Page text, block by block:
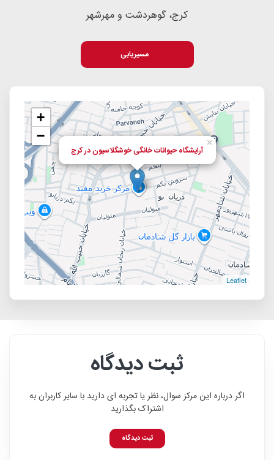
کرج، گوهردشت و مهرشهر
مسیریابی
آرایشگاه حیوانات خانگی خوشگلاسیون در کرج
×
+
−
Leaflet
ثبت دیدگاه
اگر درباره این مرکز سوال، نظر یا تجربه ای دارید با سایر کاربران به
اشتراک بگذارید
ثبت دیدگاه